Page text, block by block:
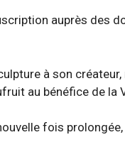
auprès des
à son
au bénéfice de la
fois